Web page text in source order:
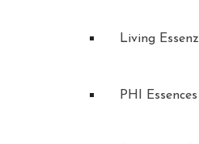
Living
PHI Essences